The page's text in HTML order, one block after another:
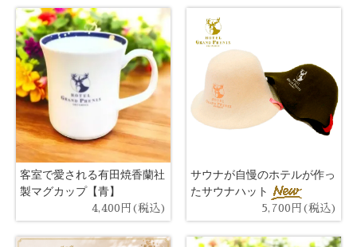
客室で愛される有田焼香蘭社
製マグカップ【青】
4,400円(税込)
サウナが自慢のホテルが作っ
たサウナハット
5,700円(税込)